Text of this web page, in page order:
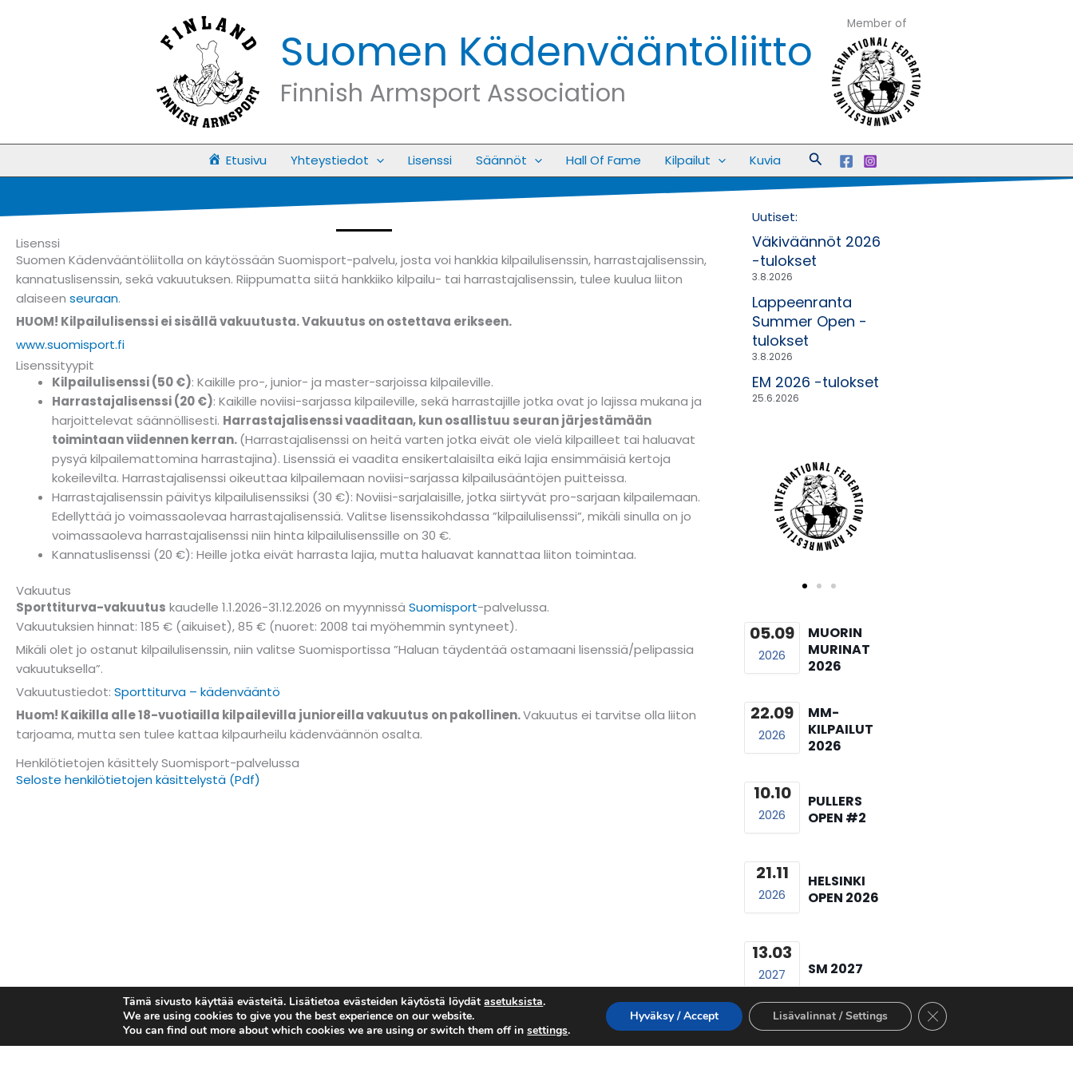
Suomen Kädenvääntöliitto
Finnish Armsport Association
Member of
Etusivu Yhteystiedot Lisenssi Säännöt Hall Of Fame Kilpailut Kuvia Hae
Lisenssi
Suomen Kädenvääntöliitolla on käytössään Suomisport-palvelu, josta voi hankkia kilpailulisenssin, harrastajalisenssin,
kannatuslisenssin, sekä vakuutuksen. Riippumatta siitä hankkiiko kilpailu- tai harrastajalisenssin, tulee kuulua liiton
alaiseen seuraan.
HUOM! Kilpailulisenssi ei sisällä vakuutusta. Vakuutus on ostettava erikseen.
www.suomisport.fi
Lisenssityypit
Kilpailulisenssi (50 €): Kaikille pro-, junior- ja master-sarjoissa kilpaileville.
Harrastajalisenssi (20 €): Kaikille noviisi-sarjassa kilpaileville, sekä harrastajille jotka ovat jo lajissa mukana ja
harjoittelevat säännöllisesti. Harrastajalisenssi vaaditaan, kun osallistuu seuran järjestämään
toimintaan viidennen kerran.(Harrastajalisenssi on heitä varten jotka eivät ole vielä kilpailleet tai haluavat
pysyä kilpailemattomina harrastajina). Lisenssiä ei vaadita ensikertalaisilta eikä lajia ensimmäisiä kertoja
kokeilevilta. Harrastajalisenssi oikeuttaa kilpailemaan noviisi-sarjassa kilpailusääntöjen puitteissa.
Harrastajalisenssin päivitys kilpailulisenssiksi (30 €): Noviisi-sarjalaisille, jotka siirtyvät pro-sarjaan kilpailemaan.
Edellyttää jo voimassaolevaa harrastajalisenssiä. Valitse lisenssikohdassa ”kilpailulisenssi”, mikäli sinulla on jo
voimassaoleva harrastajalisenssi niin hinta kilpailulisenssille on 30 €.
Kannatuslisenssi (20 €): Heille jotka eivät harrasta lajia, mutta haluavat kannattaa liiton toimintaa.
Vakuutus
Sporttiturva-vakuutus kaudelle 1.1.2026-31.12.2026 on myynnissä Suomisport-palvelussa.
Vakuutuksien hinnat: 185 € (aikuiset), 85 € (nuoret: 2008 tai myöhemmin syntyneet).
Mikäli olet jo ostanut kilpailulisenssin, niin valitse Suomisportissa ”Haluan täydentää ostamaani lisenssiä/pelipassia
vakuutuksella”.
Vakuutustiedot: Sporttiturva – kädenvääntö
Huom! Kaikilla alle 18-vuotiailla kilpailevilla junioreilla vakuutus on pakollinen.Vakuutus ei tarvitse olla liiton
tarjoama, mutta sen tulee kattaa kilpaurheilu kädenväännön osalta.
Henkilötietojen käsittely Suomisport-palvelussa
Seloste henkilötietojen käsittelystä (Pdf)
Uutiset:
Väkiväännöt 2026
-tulokset
3.8.2026
Lappeenranta
Summer Open -
tulokset
3.8.2026
EM 2026 -tulokset
25.6.2026
05.09
2026
MUORIN
MURINAT
2026
22.09
2026
MM-
KILPAILUT
2026
10.10
2026
PULLERS
OPEN #2
21.11
2026
HELSINKI
OPEN 2026
13.03
2027 SM 2027
Tämä sivusto käyttää evästeitä. Lisätietoa evästeiden käytöstä löydätasetuksista.
We are using cookies to give you the best experience on our website.
You can find out more about which cookies we are using or switch them off insettings.
Hyväksy / Accept Lisävalinnat / Settings Sulje evästebanneri